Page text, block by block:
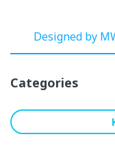
Designed by
Categories